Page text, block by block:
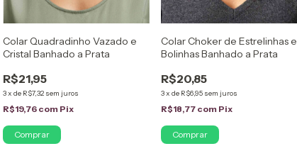
Colar Quadradinho Vazado e
Cristal Banhado a Prata
R$21,95
3xde R$7,32 sem juros
R$19,76 com Pix
Colar Choker de Estrelinhas e
Bolinhas Banhado a Prata
R$20,85
3x de R$6,95 sem juros
R$18,77 com Pix